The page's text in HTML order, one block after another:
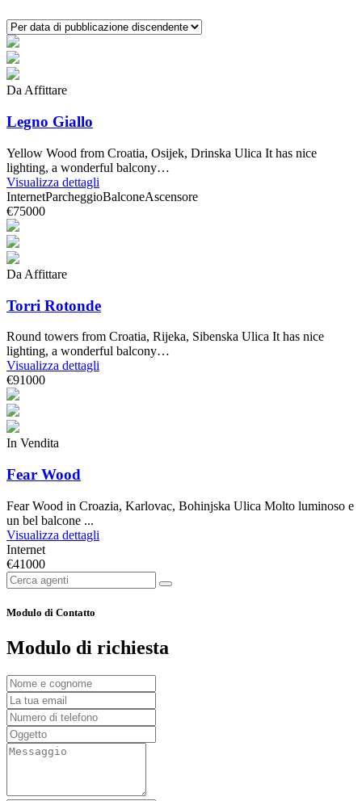
Da Affittare
Legno Giallo
Yellow Wood from Croatia, Osijek, Drinska Ulica It has nice
lighting, a wonderful balcony…
Visualizza dettagli
InternetParcheggioBalconeAscensore
€75000
Da Affittare
Torri Rotonde
Round towers from Croatia, Rijeka, Sibenska Ulica It has nice
lighting, a wonderful balcony…
Visualizza dettagli
€91000
In Vendita
Fear Wood
Fear Wood in Croazia, Karlovac, Bohinjska Ulica Molto luminoso e
un bel balcone ...
Visualizza dettagli
Internet
€41000
Modulo di Contatto
Modulo di richiesta